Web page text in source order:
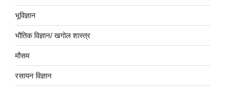
भूविज्ञान
भौतिक विज्ञान/ खगोल शास्त्र
मौसम
रसायन विज्ञान